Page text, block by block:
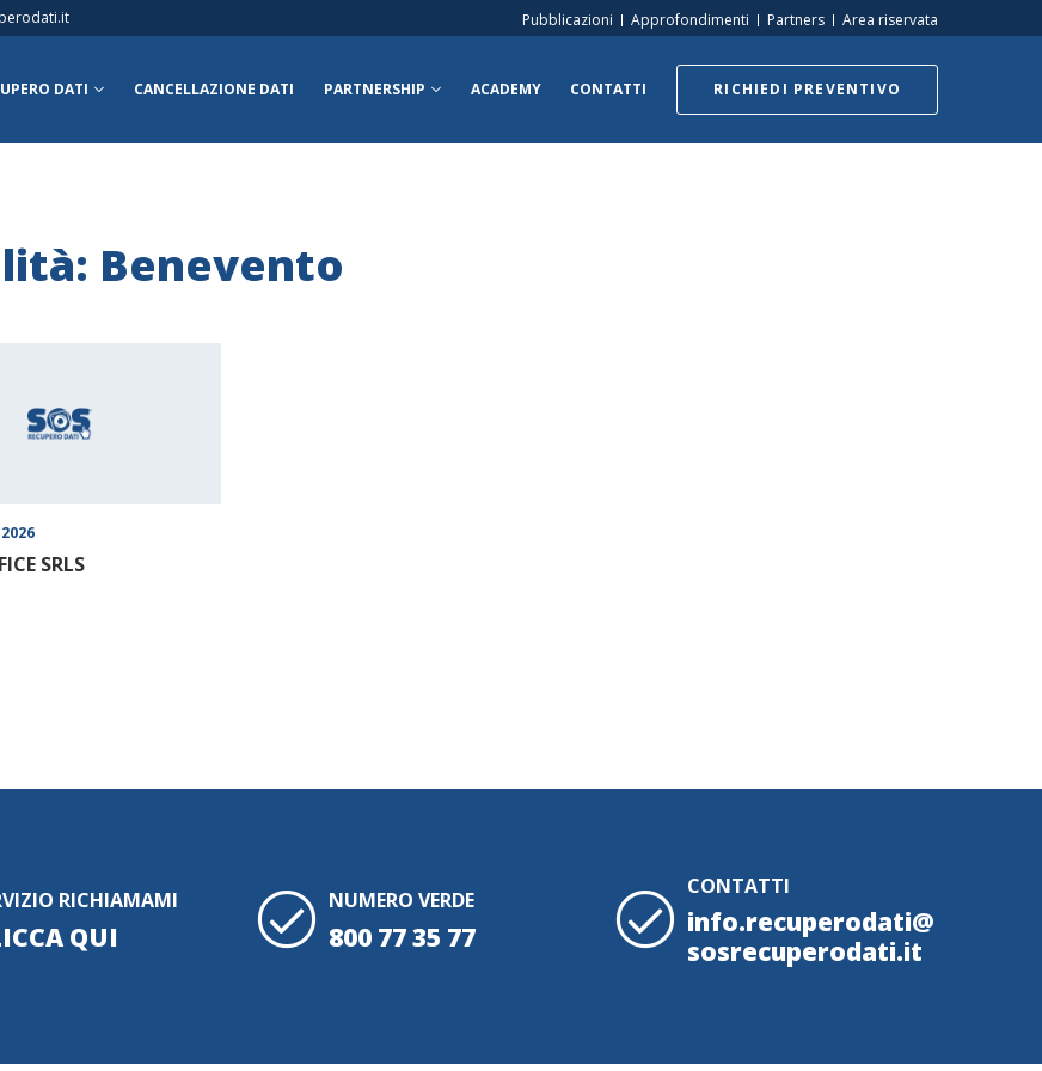
Pubblicazioni Approfondimenti Partners Area riservata
DATI CANCELLAZIONE DATI PARTNERSHIP ACADEMY CONTATTI RICHIEDI PREVENTIVO
Benevento
SRLS
RICHIAMAMI
QUI
NUMERO VERDE
800 77 35 77
CONTATTI
info.recuperodati@
sosrecuperodati.it